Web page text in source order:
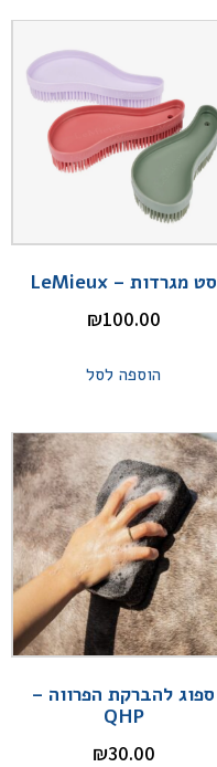
סט מגרדות – LeMieux
₪100.00
הוספה לסל
ספוג להברקת הפרווה –
QHP
₪30.00